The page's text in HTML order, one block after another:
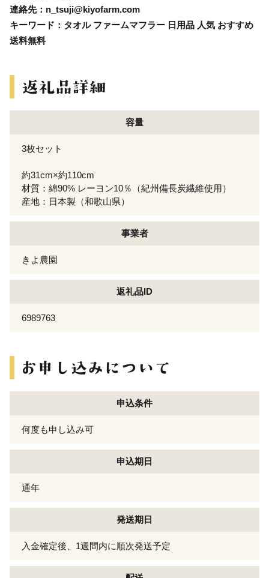
連絡先：n_tsuji@kiyofarm.com
キーワード：タオル ファームマフラー 日用品 人気 おすすめ
送料無料
容量
3枚セット
約31cm×約110cm
材質：綿90% レーヨン10％（紀州備長炭繊維使用）
産地：日本製（和歌山県）
事業者
きよ農園
返礼品ID
6989763
申込条件
何度も申し込み可
申込期日
通年
発送期日
入金確定後、1週間内に順次発送予定